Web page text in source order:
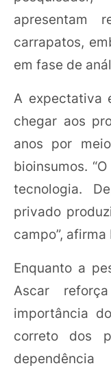
apresentam
carrapatos,
em fase de
A expectativa
chegar aos
anos por
bioinsumos.
tecnologia.
privado
campo”, afirma
Enquanto a
Ascar
importância
correto dos